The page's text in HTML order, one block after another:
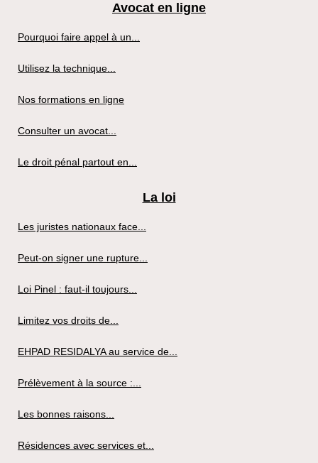
Avocat en ligne
Pourquoi faire appel à un...
Utilisez la technique...
Nos formations en ligne
Consulter un avocat...
Le droit pénal partout en...
La loi
Les juristes nationaux face...
Peut-on signer une rupture...
Loi Pinel : faut-il toujours...
Limitez vos droits de...
EHPAD RESIDALYA au service de...
Prélèvement à la source :...
Les bonnes raisons...
Résidences avec services et...